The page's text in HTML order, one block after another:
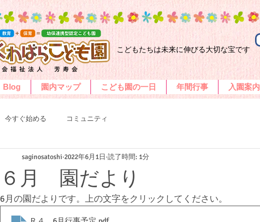
こどもたちは未来に伸びる大切な宝です
Blog 園内マップ こども園の一日 年間行事 入園案内
今すぐ始める コミュニティ
６月 園だより
saginosatoshi 2022年6月1日 読了時間: 1分
6月の園だよりです。上の文字をクリックしてください。